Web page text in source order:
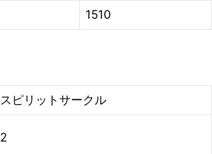
1510
スピリットサークル
2